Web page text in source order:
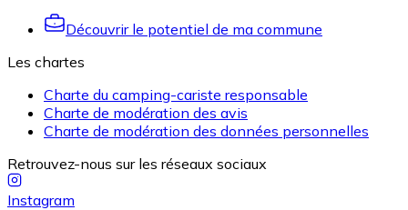
Découvrir le potentiel de ma commune
Les chartes
Charte du camping-cariste responsable
Charte de modération des avis
Charte de modération des données personnelles
Retrouvez-nous sur les réseaux sociaux
Instagram